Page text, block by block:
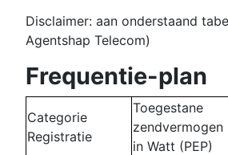
Disclaimer: aan onderstaand
Agentshap Telecom)
Frequentie-plan
Categorie
Registratie
Toegestane
zendvermogen
in Watt (PEP)